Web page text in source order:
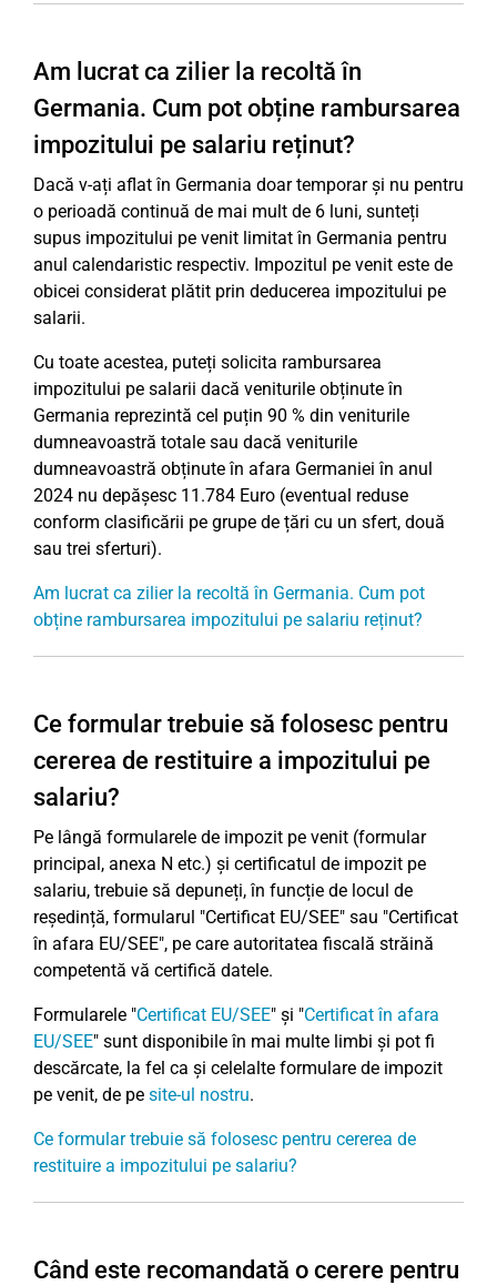
Am lucrat ca zilier la recoltă în
Germania. Cum pot obține rambursarea
impozitului pe salariu reținut?
Dacă v-ați aflat în Germania doar temporar și nu pentru
o perioadă continuă de mai mult de 6 luni, sunteți
supus impozitului pe venit limitat în Germania pentru
anul calendaristic respectiv. Impozitul pe venit este de
obicei considerat plătit prin deducerea impozitului pe
salarii.
Cu toate acestea, puteți solicita rambursarea
impozitului pe salarii dacă veniturile obținute în
Germania reprezintă cel puțin 90 % din veniturile
dumneavoastră totale sau dacă veniturile
dumneavoastră obținute în afara Germaniei în anul
2024 nu depășesc 11.784 Euro (eventual reduse
conform clasificării pe grupe de țări cu un sfert, două
sau trei sferturi).
Am lucrat ca zilier la recoltă în Germania. Cum pot
obține rambursarea impozitului pe salariu reținut?
Ce formular trebuie să folosesc pentru
cererea de restituire a impozitului pe
salariu?
Pe lângă formularele de impozit pe venit (formular
principal, anexa N etc.) și certificatul de impozit pe
salariu, trebuie să depuneți, în funcție de locul de
reședință, formularul "Certificat EU/SEE" sau "Certificat
în afara EU/SEE", pe care autoritatea fiscală străină
competentă vă certifică datele.
Formularele "Certificat EU/SEE" și "Certificat în afara
EU/SEE" sunt disponibile în mai multe limbi și pot fi
descărcate, la fel ca și celelalte formulare de impozit
pe venit, de pe site-ul nostru.
Ce formular trebuie să folosesc pentru cererea de
restituire a impozitului pe salariu?
Când este recomandată o cerere pentru